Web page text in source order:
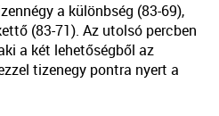
a különbség (83-69),
(83-71). Az utolsó percben
a két lehetőségből az
tizenegy pontra nyert a